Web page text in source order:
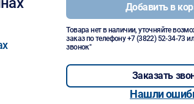
Добавить в
Товара нет в наличии, уточняйте
заказ по телефону+7 (3822) 52-34-73
звонок"
Заказать
Нашли